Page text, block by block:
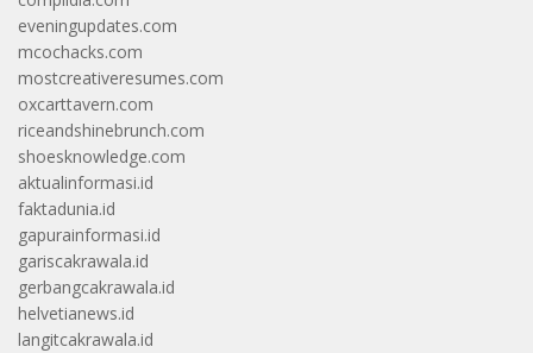
eveningupdates.com
mcochacks.com
mostcreativeresumes.com
oxcarttavern.com
riceandshinebrunch.com
shoesknowledge.com
aktualinformasi.id
faktadunia.id
gapurainformasi.id
gariscakrawala.id
gerbangcakrawala.id
helvetianews.id
langitcakrawala.id